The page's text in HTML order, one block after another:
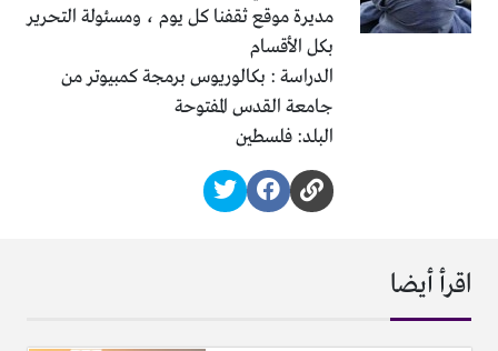
مديرة موقع ثقفنا كل يوم ، ومسئولة التحرير
بكل الأقسام
الدراسة : بكالوريوس برمجة كمبيوتر من
جامعة القدس المفتوحة
البلد: فلسطين
اقرأ أيضا